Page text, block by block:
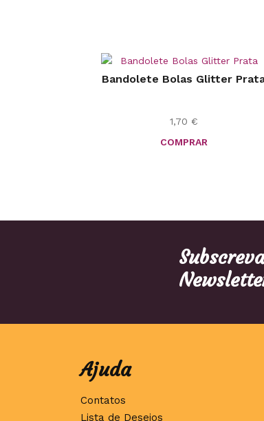
Bandolete Bolas Glitter
1,70 €
COMPRAR
Ajuda
Contatos
Lista de Desejos